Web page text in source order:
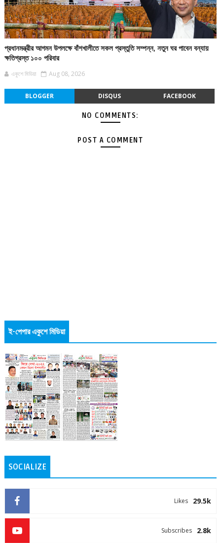
প্রধানমন্ত্রীর আগমন উপলক্ষে বাঁশখালীতে সকল প্রস্তুতি সম্পন্ন, নতুন ঘর পাবেন বন্যায়
ক্ষতিগ্রস্ত ১০০ পরিবার
একুশে মিডিয়া Aug 08, 2026
BLOGGER DISQUS FACEBOOK
NO COMMENTS:
POST A COMMENT
ই-পেপার একুশে মিডিয়া
SOCIALIZE
29.5k
Likes
2.8k
Subscribes